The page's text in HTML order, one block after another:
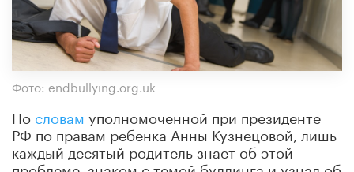
Фото: endbullying.org.uk
По словам уполномоченной при президенте
РФ по правам ребенка Анны Кузнецовой, лишь
каждый десятый родитель знает об этой